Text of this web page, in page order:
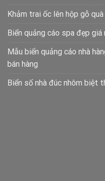
Khảm trai ốc lên hộp gỗ
Biển quảng cáo spa đẹp giá
Mẫu biển quảng cáo nhà
bán hàng
Biển số nhà đúc nhôm biệt